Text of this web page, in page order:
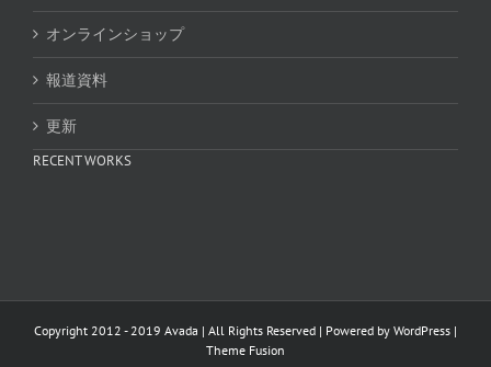
オンラインショップ
報道資料
更新
RECENT WORKS
Copyright 2012 - 2019 Avada | All Rights Reserved | Powered by WordPress |
Theme Fusion